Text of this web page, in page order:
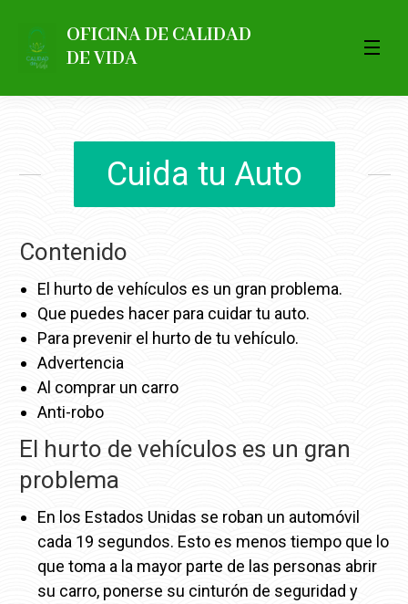
OFICINA DE CALIDAD
DE VIDA
Cuida tu Auto
Contenido
El hurto de vehículos es un gran problema.
Que puedes hacer para cuidar tu auto.
Para prevenir el hurto de tu vehículo.
Advertencia
Al comprar un carro
Anti-robo
El hurto de vehículos es un gran
problema
En los Estados Unidas se roban un automóvil
cada 19 segundos. Esto es menos tiempo que lo
que toma a la mayor parte de las personas abrir
su carro, ponerse su cinturón de seguridad y